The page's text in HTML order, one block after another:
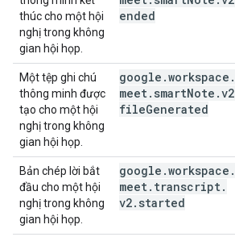
thúc cho một hội
nghị trong không
gian hội họp.
ended
Một tệp ghi chú
thông minh được
tạo cho một hội
nghị trong không
gian hội họp.
google .workspace .
meet. smartNote .v2
fileGenerated
Bản chép lời bắt
đầu cho một hội
nghị trong không
gian hội họp.
google .workspace .
meet. transcript.
v2. started